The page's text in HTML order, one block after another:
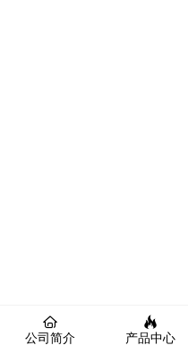
公司简介 产品中心